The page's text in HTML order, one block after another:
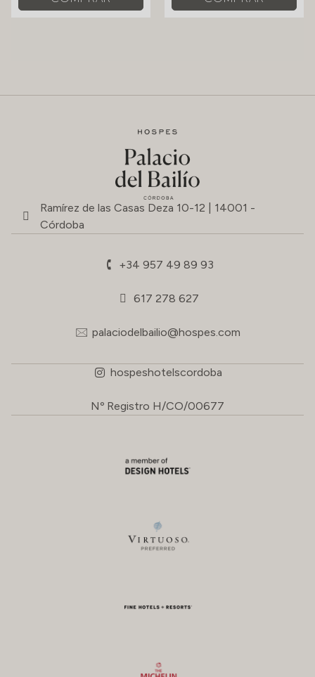
Ramírez de las Casas Deza 10-12 | 14001 -
Córdoba
+34 957 49 89 93
617 278 627
palaciodelbailio@hospes.com
hospeshotelscordoba
Nº Registro H/CO/00677